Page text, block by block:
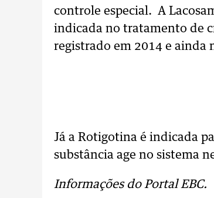
controle especial. A
indicada no tratamento de
registrado em 2014 e ainda
Já a Rotigotina é indicada
substância age no sistema
Informações do Portal EBC.